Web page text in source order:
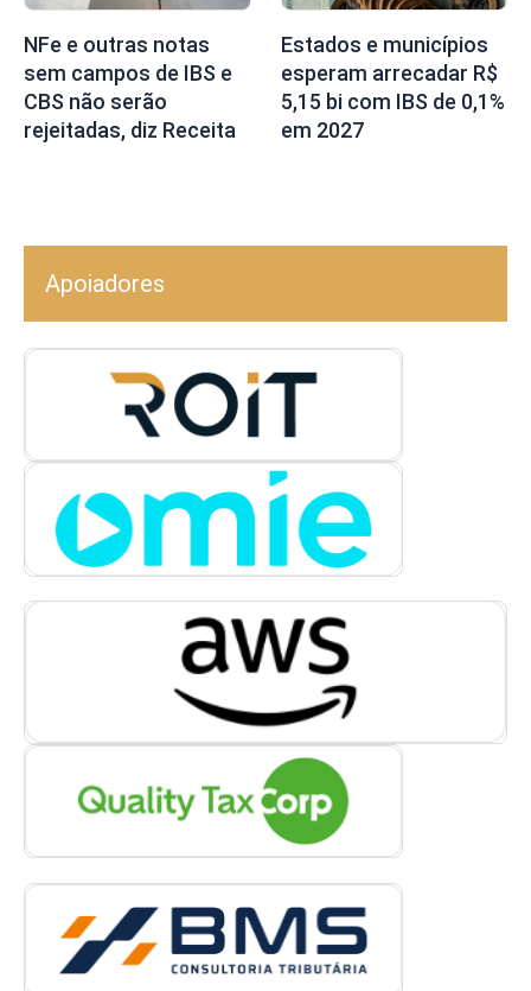
NFe e outras notas
sem campos de IBS e
CBS não serão
rejeitadas, diz Receita
Estados e municípios
esperam arrecadar R$
5,15 bi com IBS de 0,1%
em 2027
Apoiadores